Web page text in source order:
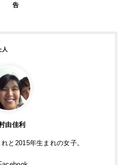
告
由佳利
と2015年生まれの女子。